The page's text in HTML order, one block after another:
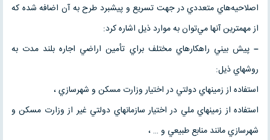
اصلاحيه‌هاي متعددي در جهت تسريع و پيشبرد طرح به آن اضافه شده كه
از مهمترين آنها مي‌توان به موارد ذيل اشاره كرد:
– پيش بيني راهكارهاي مختلف براي تأمين اراضي اجاره بلند مدت به
روشهاي ذيل:
استفاده از زمينهاي دولتي در اختيار وزارت مسكن و شهرسازي ،
استفاده از زمينهاي ملي در اختيار سازمانهاي دولتي غير از وزارت مسكن و
شهرسازي مانند منابع طبيعي و … ،